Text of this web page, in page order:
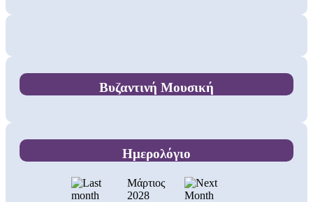
Βυζαντινή Μουσική
Ημερολόγιο
Μάρτιος
2028